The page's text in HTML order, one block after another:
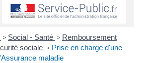
> Social - Santé > Remboursement
sociale > Prise en charge d'une
maladie